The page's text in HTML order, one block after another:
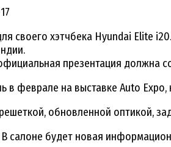
своего хэтчбека Hyundai Elite
презентация должна
феврале на выставке Auto Expo,
обновленной оптикой,
будет новая